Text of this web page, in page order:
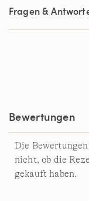
Fragen &
Bewertungen
Die
nicht, ob die
gekauft haben.